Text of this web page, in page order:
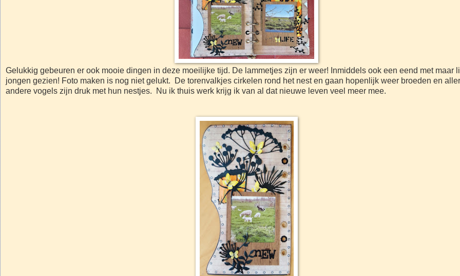
Gelukkig gebeuren er ook mooie dingen in deze moeilijke tijd. De lammetjes zijn er weer! Inmiddels ook een eend met maar
jongen gezien! Foto maken is nog niet gelukt. De torenvalkjes cirkelen rond het nest en gaan hopenlijk weer broeden en
andere vogels zijn druk met hun nestjes. Nu ik thuis werk krijg ik van al dat nieuwe leven veel meer mee.